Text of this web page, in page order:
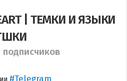
| ТЕМКИ И ЯЗЫКИ
подписчиков
#Telegram